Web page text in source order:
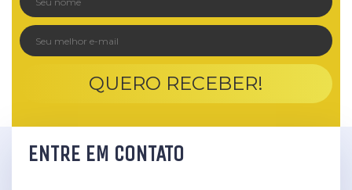
QUERO RECEBER!
ENTRE EM CONTATO